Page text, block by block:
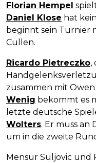
Florian Hempel
Daniel Klose hat
beginnt sein Turnier
Cullen.
Ricardo Pietreczko,
zusammen mit
Wenig bekommt es
letzte deutsche
Wolters. Er muss an
um in die zweite
Mensur Suljovic und